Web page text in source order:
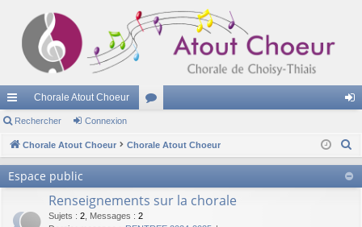
cc
ès
de
Chorale Atout Choeur
u ne
Rechercher Connexion
Chorale Atout Choeur Chorale Atout Choeur
Espace public
Renseignements sur la chorale
Sujets : 2 Messages : 2